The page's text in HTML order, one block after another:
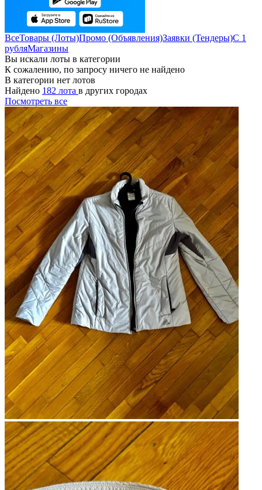
ВсеТовары (Лоты)Промо (Объявления)Заявки (Тендеры)С 1
рубляМагазины
Вы искали лоты в категории
К сожалению, по запросу ничего не найдено
В категории нет лотов
Найдено 182 лота в других городах
Посмотреть все